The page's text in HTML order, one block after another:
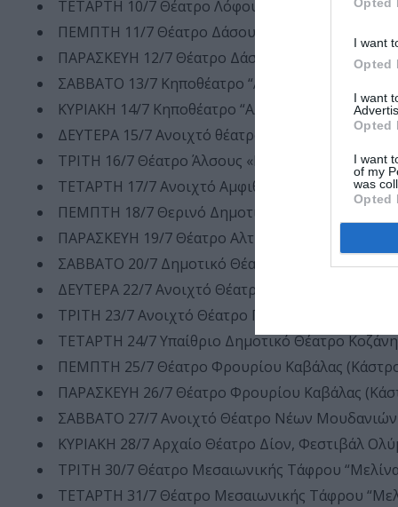
I want
Opted
I want
Opted
I want
of my
was
Opted
ΤΕΤΑΡΤΗ 10/7 Θέατρο Λόφου Κιλκίς
ΠΕΜΠΤΗ 11/7 Θέατρο Δάσους, Θεσσαλονίκη
ΠΑΡΑΣΚΕΥΗ 12/7 Θέατρο Δάσους, Θεσσαλονίκη
ΣΑΒΒΑΤΟ 13/7 Κηποθέατρο “Αλκαζάρ”, Λάρισα
ΚΥΡΙΑΚΗ 14/7 Κηποθέατρο “Αλκαζάρ”, Λάρισα
ΔΕΥΤΕΡΑ 15/7 Ανοιχτό θέατρο “Γαβαλιώτισσας”,
ΤΡΙΤΗ 16/7 Θέατρο Άλσους «Μελίνα Μερκούρη»,
ΤΕΤΑΡΤΗ 17/7 Ανοιχτό Αμφιθέατρο ΤΕΙ, Σέρρες
ΠΕΜΠΤΗ 18/7 Θερινό Δημοτικό Αμφιθέατρο
ΠΑΡΑΣΚΕΥΗ 19/7 Θέατρο Αλτιναλμάζη,
ΣΑΒΒΑΤΟ 20/7 Δημοτικό Θέατρο Κομοτηνής
ΔΕΥΤΕΡΑ 22/7 Ανοιχτό Θέατρο Πολυγύρου,
ΤΡΙΤΗ 23/7 Ανοιχτό Θέατρο Γιαννιτσών
ΤΕΤΑΡΤΗ 24/7 Υπαίθριο Δημοτικό Θέατρο
ΠΕΜΠΤΗ 25/7 Θέατρο Φρουρίου Καβάλας
ΠΑΡΑΣΚΕΥΗ 26/7 Θέατρο Φρουρίου Καβάλας
ΣΑΒΒΑΤΟ 27/7 Ανοιχτό Θέατρο Νέων Μουδανιών
ΚΥΡΙΑΚΗ 28/7 Αρχαίο Θέατρο Δίον, Φεστιβάλ
ΤΡΙΤΗ 30/7 Θέατρο Μεσαιωνικής Τάφρου
ΤΕΤΑΡΤΗ 31/7 Θέατρο Μεσαιωνικής Τάφρου